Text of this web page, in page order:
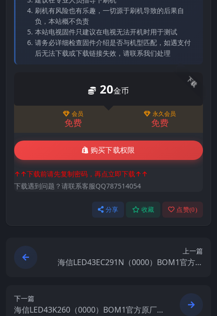
刷机有风险也有乐趣，一切源于刷机导致的后果自
负，本站概不负责
本站电视固件只建议在电视无法开机时用于测试
请务必详细检查固件介绍是否与机型匹配，如遇支付
后无法下载或下载链接失效，请联系我们处理
下载
20金币
会员
免费
永久会员
免费
购买下载权限
↑↑下载前请先复制密码，再点立即下载↑↑
下载遇到问题？请联系客服QQ787514054
分享 收藏 点赞(0)
上一篇
海信LED43EC291N（0000）BOM1官方原
下一篇
海信LED43K260（0000）BOM1官方原厂U